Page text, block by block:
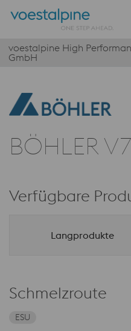
voestalpine High
GmbH
BÖHLER
Verfügbare
Langprodukte
Schmelzroute
ESU